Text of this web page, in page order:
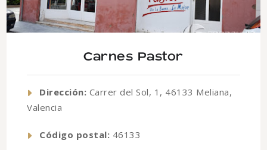
Carnes Pastor
Dirección: Carrer del Sol, 1, 46133 Meliana,
Valencia
Código postal: 46133